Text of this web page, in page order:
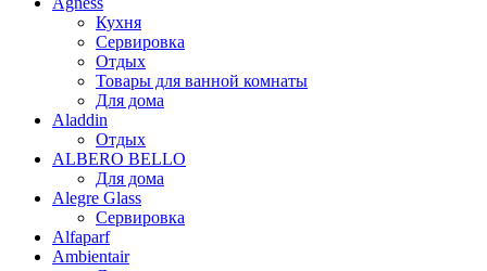
Кухня
Сервировка
Отдых
Товары для ванной комнаты
Для дома
Aladdin
Отдых
ALBERO BELLO
Для дома
Alegre Glass
Сервировка
Alfaparf
Ambientair